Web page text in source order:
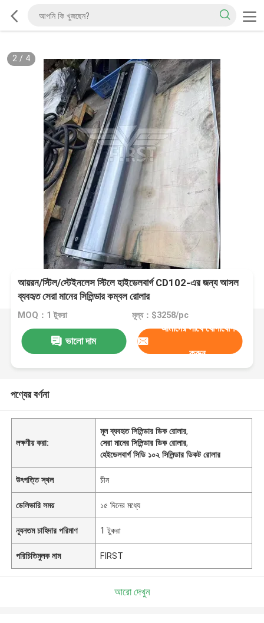
2/ 4
আয়রন/স্টিল/স্টেইনলেস স্টিলে হাইডেলবার্গ CD102-এর জন্য আসল
ব্যবহৃত সেরা মানের সিলিন্ডার কম্বল রোলার
MOQ：1 টুকরা মূল্য：$3258/pc
ভালো দাম
আমাদের সাথে যোগাযোগ
করুন
পণ্যের বর্ণনা
লক্ষণীয় করা:
মূল ব্যবহৃত সিলিন্ডার ডিক রোলার,
সেরা মানের সিলিন্ডার ডিক রোলার,
হেইডেলবার্গ সিডি ১০২ সিলিন্ডার ডিকট রোলার
উৎপত্তি স্থল চীন
ডেলিভারি সময় ১৫ দিনের মধ্যে
ন্যূনতম চাহিদার পরিমাণ 1 টুকরা
পরিচিতিমুলক নাম FIRST
আরো দেখুন